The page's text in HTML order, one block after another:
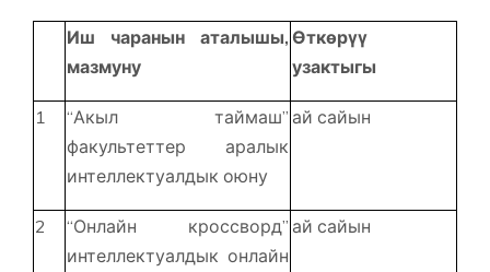
Иш чаранын аталышы,
мазмуну
Өткөрүү
узактыгы
1
“Акыл таймаш”
факультеттер аралык
интеллектуалдык оюну
ай сайын
2
“Онлайн кроссворд”
интеллектуалдык онлайн
ай сайын